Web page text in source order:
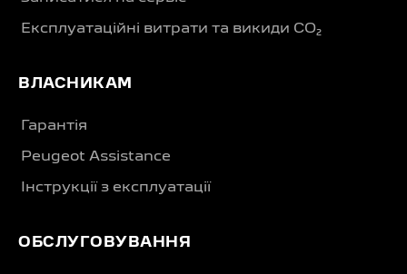
Експлуатаційні витрати та викиди CO₂
ВЛАСНИКАМ
Гарантія
Peugeot Assistance
Інструкції з експлуатації
ОБСЛУГОВУВАННЯ